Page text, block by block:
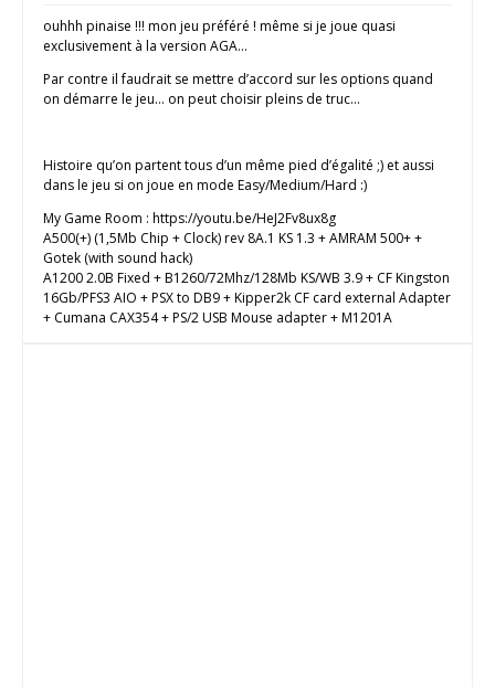
ouhhh pinaise !!! mon jeu préféré ! même si je joue quasi
exclusivement à la version AGA…
Par contre il faudrait se mettre d’accord sur les options quand
on démarre le jeu… on peut choisir pleins de truc…
Histoire qu’on partent tous d’un même pied d’égalité ;) et aussi
dans le jeu si on joue en mode Easy/Medium/Hard :)
My Game Room : https://youtu.be/HeJ2Fv8ux8g
A500(+) (1,5Mb Chip + Clock) rev 8A.1 KS 1.3 + AMRAM 500+ +
Gotek (with sound hack)
A1200 2.0B Fixed + B1260/72Mhz/128Mb KS/WB 3.9 + CF Kingston
16Gb/PFS3 AIO + PSX to DB9 + Kipper2k CF card external Adapter
+ Cumana CAX354 + PS/2 USB Mouse adapter + M1201A